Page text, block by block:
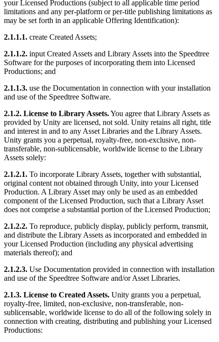
your Licensed Productions (subject to all applicable time period
limitations and any per-platform or per-title publishing limitations as
may be set forth in an applicable Offering Identification):
2.1.1.1. create Created Assets;
2.1.1.2. input Created Assets and Library Assets into the Speedtree
Software for the purposes of incorporating them into Licensed
Productions; and
2.1.1.3. use the Documentation in connection with your installation
and use of the Speedtree Software.
2.1.2. License to Library Assets.You agree that Library Assets as
provided by Unity are licensed, not sold. Unity retains all right, title
and interest in and to any Asset Libraries and the Library Assets.
Unity grants you a perpetual, royalty-free, non-exclusive, non-
transferable, non-sublicensable, worldwide license to the Library
Assets solely:
2.1.2.1. To incorporate Library Assets, together with substantial,
original content not obtained through Unity, into your Licensed
Production. A Library Asset may only be used as an embedded
component of the Licensed Production, such that a Library Asset
does not comprise a substantial portion of the Licensed Production;
2.1.2.2. To reproduce, publicly display, publicly perform, transmit,
and distribute the Library Assets as incorporated and embedded in
your Licensed Production (including any physical advertising
materials thereof); and
2.1.2.3. Use Documentation provided in connection with installation
and use of the Speedtree Software and/or Asset Libraries.
2.1.3. License to Created Assets. Unity grants you a perpetual,
royalty-free, limited, non-exclusive, non-transferable, non-
sublicensable, worldwide license to do all of the following solely in
connection with creating, distributing and publishing your Licensed
Productions: